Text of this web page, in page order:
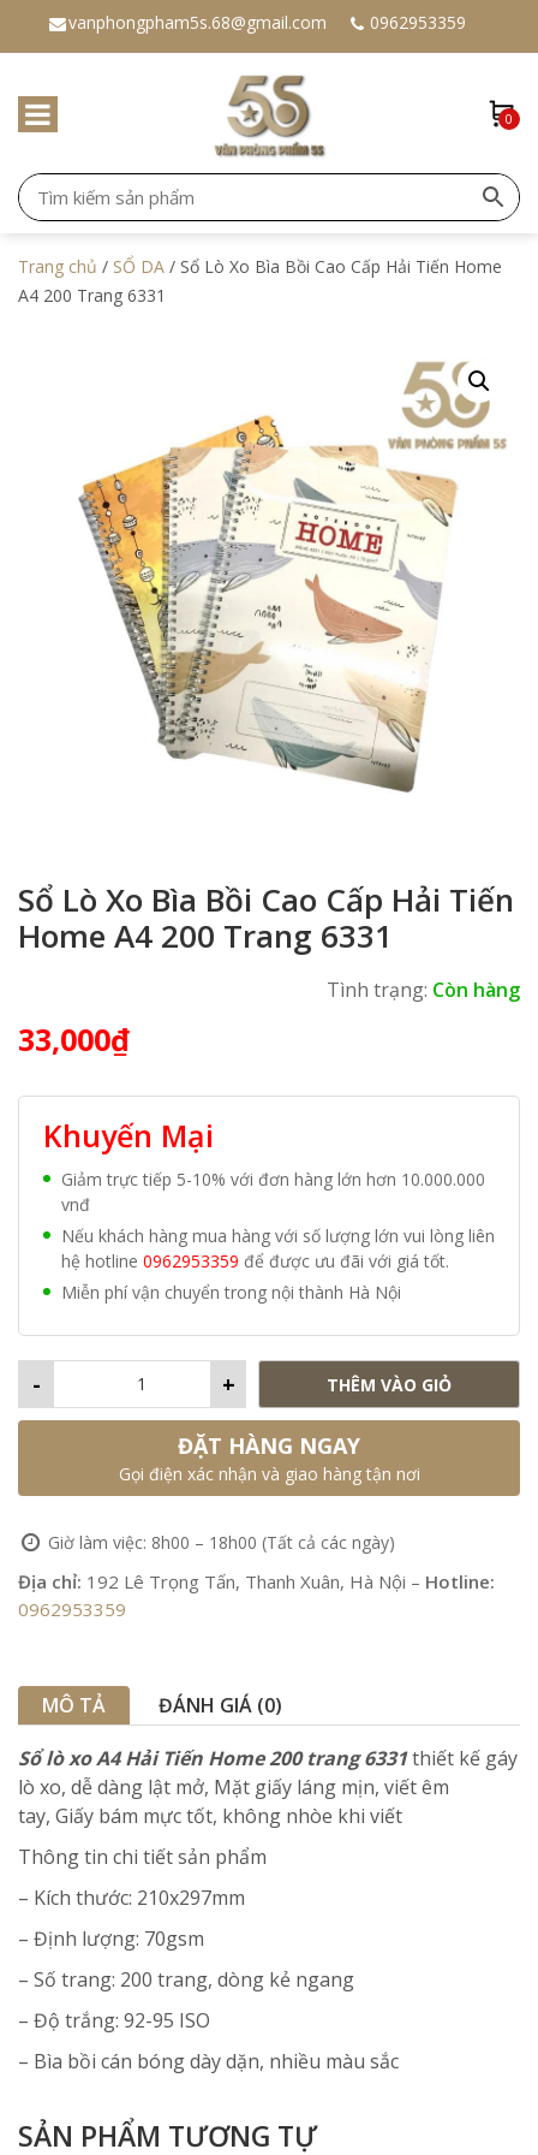
vanphongpham5s.68@gmail.com 0962953359
0
Trang chủ / SỔ DA / Sổ Lò Xo Bìa Bồi Cao Cấp Hải Tiến Home
A4 200 Trang 6331
Sổ Lò Xo Bìa Bồi Cao Cấp Hải Tiến
Home A4 200 Trang 6331
Tình trạng: Còn hàng
33,000₫
Khuyến Mại
Giảm trực tiếp 5-10% với đơn hàng lớn hơn 10.000.000
vnđ
Nếu khách hàng mua hàng với số lượng lớn vui lòng liên
hệ hotline 0962953359 để được ưu đãi với giá tốt.
Miễn phí vận chuyển trong nội thành Hà Nội
+
- THÊM VÀO GIỎ
ĐẶT HÀNG NGAY
Gọi điện xác nhận và giao hàng tận nơi
Giờ làm việc: 8h00 – 18h00 (Tất cả các ngày)
Địa chỉ: 192 Lê Trọng Tấn, Thanh Xuân, Hà Nội – Hotline:
0962953359
MÔ TẢ
ĐÁNH GIÁ (0)
Sổ lò xo A4 Hải Tiến Home 200 trang 6331thiết kế gáy
lò xo, dễ dàng lật mở, Mặt giấy láng mịn, viết êm
tay, Giấy bám mực tốt, không nhòe khi viết
Thông tin chi tiết sản phẩm
– Kích thước: 210x297mm
– Định lượng: 70gsm
– Số trang: 200 trang, dòng kẻ ngang
– Độ trắng: 92-95 ISO
– Bìa bồi cán bóng dày dặn, nhiều màu sắc
SẢN PHẨM TƯƠNG TỰ